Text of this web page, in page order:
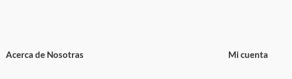
Acerca de Nosotras Mi cuenta